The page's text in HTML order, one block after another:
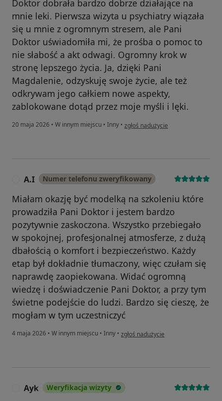
Doktor dobrała bardzo dobrze działające na
mnie leki. Pierwsza wizyta u psychiatry wiązała
się u mnie z ogromnym stresem, ale Pani
Doktor uświadomiła mi, że prośba o pomoc to
nie słabość a akt odwagi. Ogromny krok w
stronę lepszego życia. Ja, dzięki Pani
Magdalenie, odzyskuję swoje życie, ale też
odkrywam jego całkiem nowe aspekty,
zablokowane dotąd przez moje myśli i lęki.
20 maja 2026 • W innym miejscu • Inny • w opinii użytkownika Barbara
zgłoś nadużycie
A.I Numer telefonu zweryfikowany
Miałam okazję być modelką na szkoleniu które
prowadziła Pani Doktor i jestem bardzo
pozytywnie zaskoczona. Wszystko przebiegało
w spokojnej, profesjonalnej atmosferze, z dużą
dbałością o komfort i bezpieczeństwo. Każdy
etap był dokładnie tłumaczony, więc czułam się
naprawdę zaopiekowana. Widać ogromną
wiedzę i doświadczenie Pani Doktor, a przy tym
świetne podejście do ludzi. Bardzo się cieszę, że
mogłam w tym uczestniczyć
4 maja 2026 • W innym miejscu • Inny • w opinii użytkownika A.I
zgłoś nadużycie
Ayk Weryfikacja wizyty